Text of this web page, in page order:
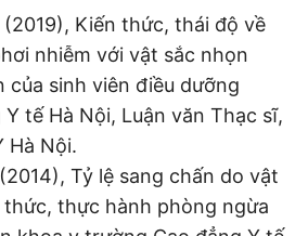
(2019), Kiến thức, thái độ về
nhiễm với vật sắc nhọn
sinh viên điều dưỡng
tế Hà Nội, Luận văn Thạc sĩ,
Hà Nội.
Tỷ lệ sang chấn do vật
thức, thực hành phòng ngừa